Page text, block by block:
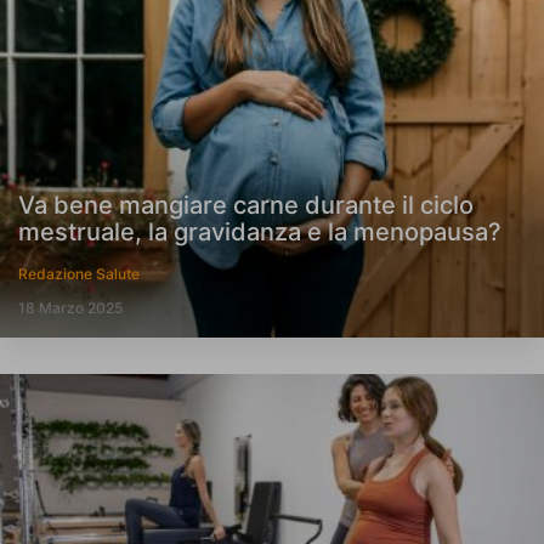
Va bene mangiare carne durante il ciclo
mestruale, la gravidanza e la menopausa?
Redazione Salute
18 Marzo 2025